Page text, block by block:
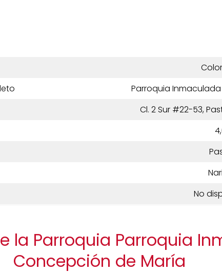
Parroquia
Cl. 2 Sur #22-53,
No
la Parroquia Parroquia
Concepción de María